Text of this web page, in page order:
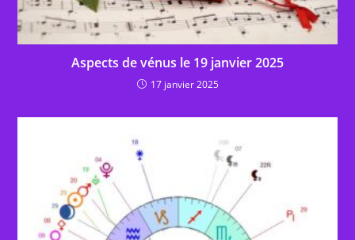
Aspects de vénus le 19 janvier 2025
17 janvier 2025